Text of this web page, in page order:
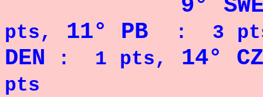
9°
pts, 11° PB : 3
DEN : 1 pts, 14°
pts